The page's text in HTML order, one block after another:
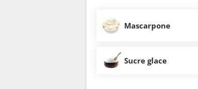
Mascarpone
Sucre glace